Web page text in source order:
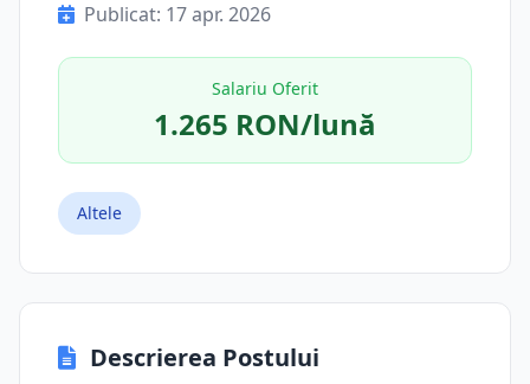
Publicat: 17 apr. 2026
Salariu Oferit
1.265 RON/lună
Altele
Descrierea Postului